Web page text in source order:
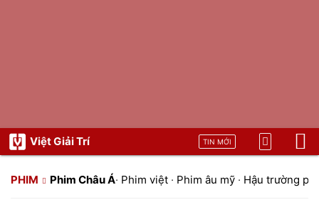
Việt Giải Trí TIN MỚI
PHIM Phim Châu Á· Phim việt · Phim âu mỹ · Hậu trường